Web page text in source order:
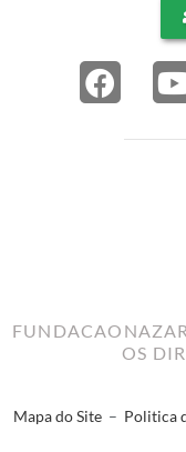
OS
Mapa do Site – Politica